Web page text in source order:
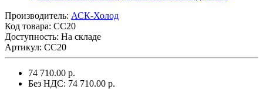
Производитель: АСК-Холод
Код товара: CC20
Доступность: На складе
Артикул: CC20
74 710.00 р.
Без НДС: 74 710.00 р.